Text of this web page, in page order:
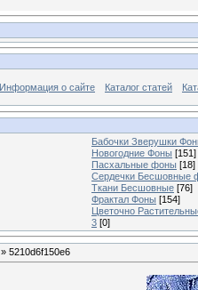
Информация о сайте Каталог статей
Бабочки Зверушки
Новогодние Фоны [151]
Пасхальные фоны [18]
Сердечки Бесшовные
Ткани Бесшовные [76]
Фрактал Фоны [154]
Цветочно
3 [0]
» 5210d6f150e6